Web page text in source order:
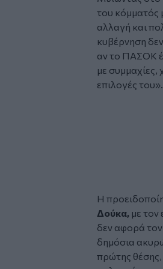
του κόμματός
αλλαγή και
κυβέρνηση
αν το ΠΑΣΟΚ
με συμμαχίες,
επιλογές του».
Η
Δούκα, με
δεν αφορά
δημόσια
πρώτης θέσης,